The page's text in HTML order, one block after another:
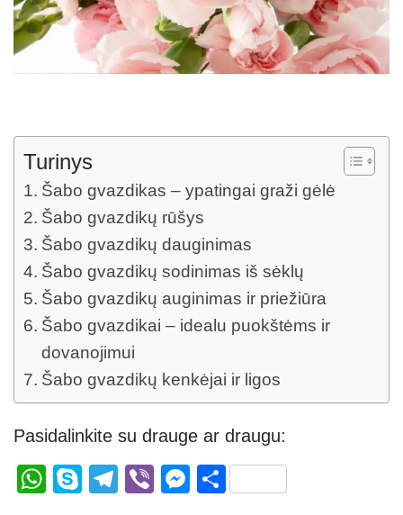
Turinys
Šabo gvazdikas – ypatingai graži gėlė
Šabo gvazdikų rūšys
Šabo gvazdikų dauginimas
Šabo gvazdikų sodinimas iš sėklų
Šabo gvazdikų auginimas ir priežiūra
Šabo gvazdikai – idealu puokštėms ir
dovanojimui
Šabo gvazdikų kenkėjai ir ligos
Pasidalinkite su drauge ar draugu:
W
S
T
Vi
M S